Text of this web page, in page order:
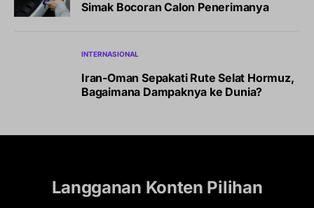
Simak Bocoran Calon Penerimanya
INTERNASIONAL
Iran-Oman Sepakati Rute Selat Hormuz,
Bagaimana Dampaknya ke Dunia?
Langganan Konten Pilihan